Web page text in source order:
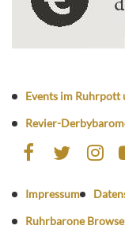
Events im Ruhrpott
Revier-
Impressum
Ruhrbarone